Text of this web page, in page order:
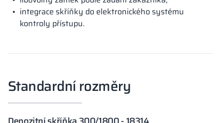
integrace skříňky do elektronického systému
kontroly přístupu.
Standardní rozměry